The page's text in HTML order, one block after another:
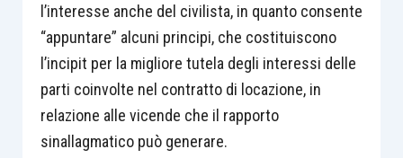
l’interesse anche del civilista, in quanto consente
“appuntare” alcuni principi, che costituiscono
l’incipit per la migliore tutela degli interessi delle
parti coinvolte nel contratto di locazione, in
relazione alle vicende che il rapporto
sinallagmatico può generare.